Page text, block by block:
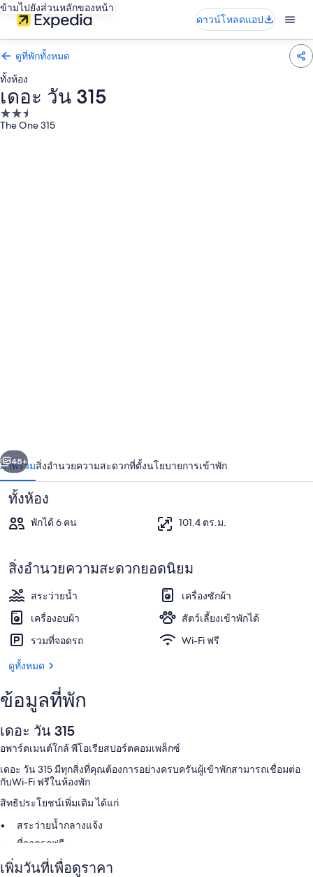
ข้ามไปยังส่วนหลักของหน้า
ดาวน์โหลดแอป
ดูที่พักทั้งหมด
ทั้งห้อง
เดอะ วัน 315
ที่พัก
2.5
The One 315
ภายใน
า
ถัดไป
45+
ภาพรวมสิ่งอำนวยความสะดวกที่ตั้งนโยบายการเข้าพัก
ทั้งห้อง
พักได้ 6 คน 101.4 ตร.ม.
สิ่งอำนวยความสะดวกยอดนิยม
สระว่ายน้ำ
เครื่องซักผ้า
เครื่องอบผ้า
สัตว์เลี้ยงเข้าพักได้
รวมที่จอดรถ
Wi-Fi ฟรี
ดูทั้งหมด
ข้อมูลที่พัก
เดอะ วัน 315
อพาร์ตเมนต์ใกล้ พีโอเรียสปอร์ตคอมเพล็กซ์
เดอะ วัน 315 มีทุกสิ่งที่คุณต้องการอย่างครบครันผู้เข้าพักสามารถเชื่อมต่อ
กับWi-Fi ฟรีในห้องพัก
สิทธิประโยชน์เพิ่มเติม ได้แก่
สระว่ายน้ำกลางแจ้ง
ที่จอดรถฟรี
ที่พักปลอดบุหรี่
เพิ่มวันที่เพื่อดูราคา